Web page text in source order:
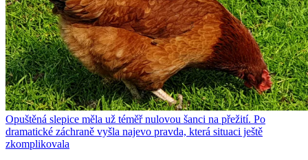
Opuštěná slepice měla už téměř nulovou šanci na přežití. Po
dramatické záchraně vyšla najevo pravda, která situaci ještě
zkomplikovala